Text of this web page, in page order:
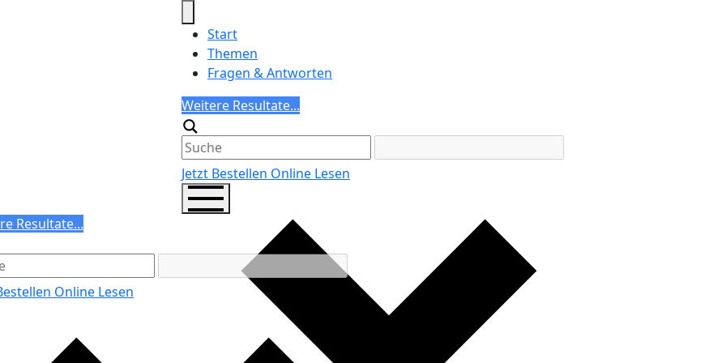
Start
Themen
Fragen & Antworten
Search
Weitere Resultate...
Generic filters
Jetzt Bestellen Online Lesen
Resultate...
filters
Online Lesen